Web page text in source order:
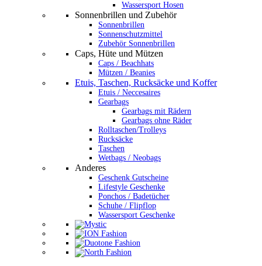
Wassersport Hosen
Sonnenbrillen und Zubehör
Sonnenbrillen
Sonnenschutzmittel
Zubehör Sonnenbrillen
Caps, Hüte und Mützen
Caps / Beachhats
Mützen / Beanies
Etuis, Taschen, Rucksäcke und Koffer
Etuis / Neccesaires
Gearbags
Gearbags mit Rädern
Gearbags ohne Räder
Rolltaschen/Trolleys
Rucksäcke
Taschen
Wetbags / Neobags
Anderes
Geschenk Gutscheine
Lifestyle Geschenke
Ponchos / Badetücher
Schuhe / Flipflop
Wassersport Geschenke